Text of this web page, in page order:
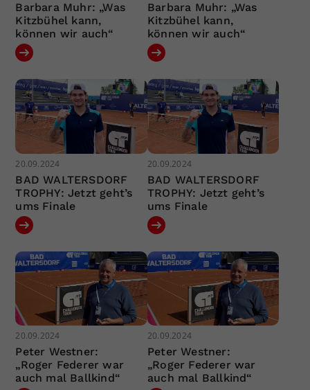
Barbara Muhr: „Was
Kitzbühel kann,
können wir auch“
Barbara Muhr: „Was
Kitzbühel kann,
können wir auch“
20.09.2024
BAD WALTERSDORF
TROPHY: Jetzt geht’s
ums Finale
20.09.2024
BAD WALTERSDORF
TROPHY: Jetzt geht’s
ums Finale
20.09.2024
Peter Westner:
„Roger Federer war
auch mal Ballkind“
20.09.2024
Peter Westner:
„Roger Federer war
auch mal Ballkind“